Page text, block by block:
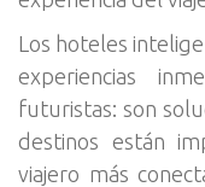
Los hoteles
experiencias
futuristas: son
destinos están
viajero más